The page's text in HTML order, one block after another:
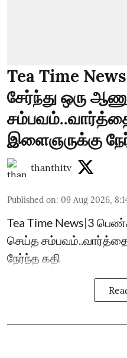
Tea Time
சேர்ந்து ஒரு
இளைஞருக்கு
thanthitv
Published on: 09 Aug 2026,
Tea Time News|3
செய்த
நேர்ந்த கதி